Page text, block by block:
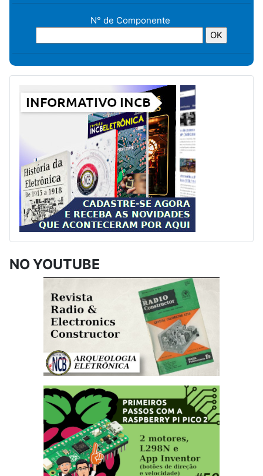
N° de Componente
NO YOUTUBE